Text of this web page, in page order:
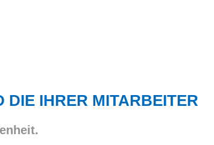
DIE IHRER MITARBEITER